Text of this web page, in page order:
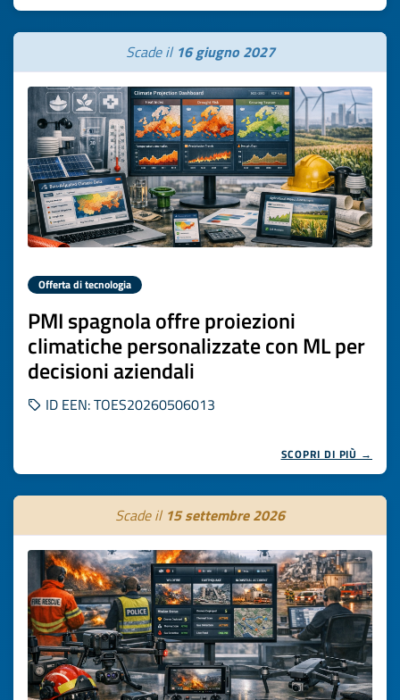
Scade il 16 giugno 2027
Offerta di tecnologia
PMI spagnola offre proiezioni
climatiche personalizzate con ML per
decisioni aziendali
ID EEN: TOES20260506013
SCOPRI DI PIÙ →
Scade il 15 settembre 2026